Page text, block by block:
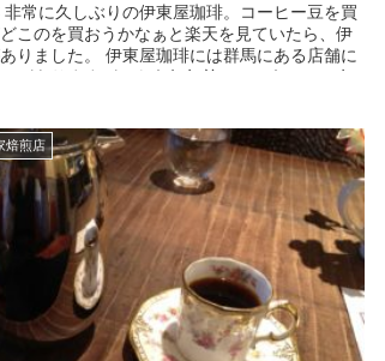
常に久しぶりの伊東屋珈琲。コーヒー豆を買
このを買おうかなぁと楽天を見ていたら、伊
りました。 伊東屋珈琲には群馬にある店舗に
がありますが、もう何年前でしょうか？10年
焙煎店